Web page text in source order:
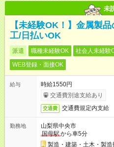
未
【未経験OK！】金属製
工/日払いOK
派遣 職種未経験OK 社会人未経験
WEB登録・面接OK
給与
時給1550円
交通費別途支給あり
交通費 交通費規定内支給
勤務地
山梨県中央市
国母駅から車5分
製造・建築・土木・製造